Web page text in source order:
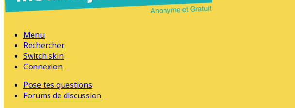
Menu
Rechercher
Switch skin
Connexion
Pose tes questions
Forums de discussion